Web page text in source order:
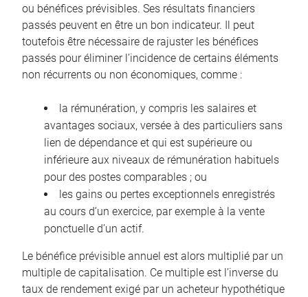
ou bénéfices prévisibles. Ses résultats financiers
passés peuvent en être un bon indicateur. Il peut
toutefois être nécessaire de rajuster les bénéfices
passés pour éliminer l’incidence de certains éléments
non récurrents ou non économiques, comme :
la rémunération, y compris les salaires et
avantages sociaux, versée à des particuliers sans
lien de dépendance et qui est supérieure ou
inférieure aux niveaux de rémunération habituels
pour des postes comparables ; ou
les gains ou pertes exceptionnels enregistrés
au cours d’un exercice, par exemple à la vente
ponctuelle d’un actif.
Le bénéfice prévisible annuel est alors multiplié par un
multiple de capitalisation. Ce multiple est l’inverse du
taux de rendement exigé par un acheteur hypothétique